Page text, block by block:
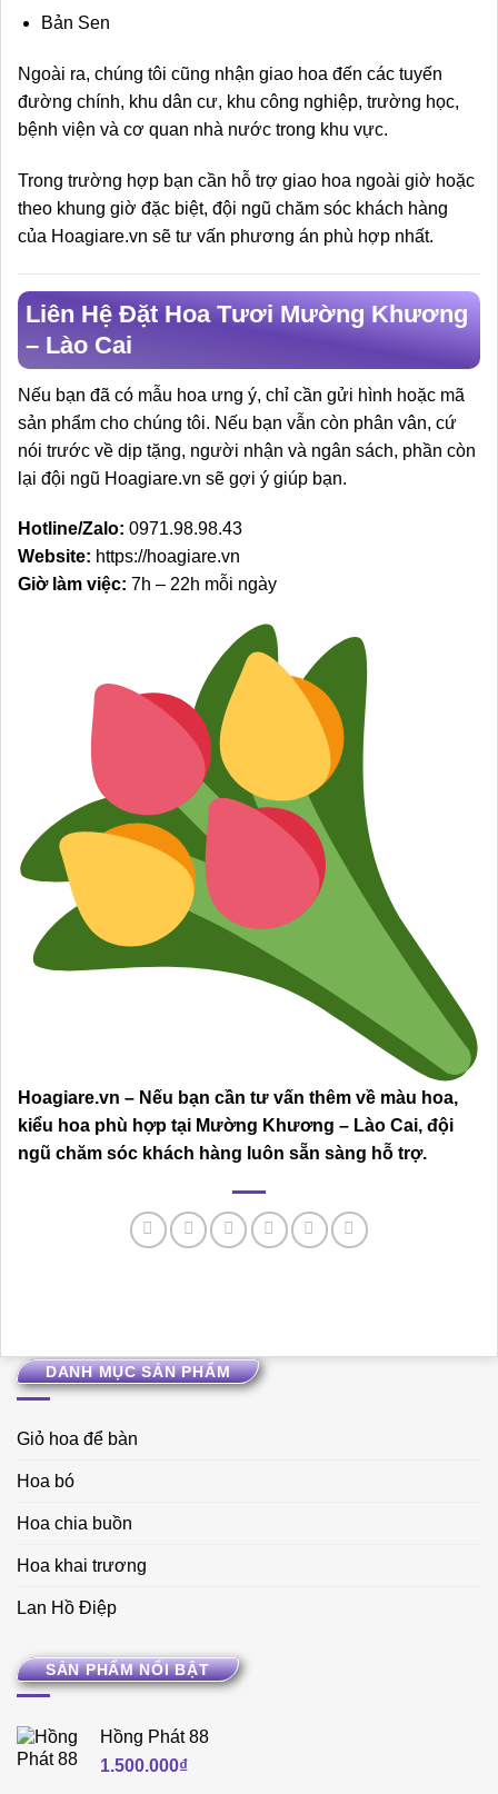
DANH MỤC SẢN PHẨM
Giỏ hoa để bàn
Hoa bó
Hoa chia buồn
Hoa khai trương
Lan Hồ Điệp
SẢN PHẨM NỔI BẬT
Hồng Phát 88
1.500.000₫
Bản Sen
Ngoài ra, chúng tôi cũng nhận giao hoa đến các tuyến
đường chính, khu dân cư, khu công nghiệp, trường học,
bệnh viện và cơ quan nhà nước trong khu vực.
Trong trường hợp bạn cần hỗ trợ giao hoa ngoài giờ hoặc
theo khung giờ đặc biệt, đội ngũ chăm sóc khách hàng
của Hoagiare.vn sẽ tư vấn phương án phù hợp nhất.
Liên Hệ Đặt Hoa Tươi Mường Khương
– Lào Cai
Nếu bạn đã có mẫu hoa ưng ý, chỉ cần gửi hình hoặc mã
sản phẩm cho chúng tôi. Nếu bạn vẫn còn phân vân, cứ
nói trước về dịp tặng, người nhận và ngân sách, phần còn
lại đội ngũ Hoagiare.vn sẽ gợi ý giúp bạn.
Hotline/Zalo: 0971.98.98.43
Website: https://hoagiare.vn
Giờ làm việc: 7h – 22h mỗi ngày
Hoagiare.vn – Nếu bạn cần tư vấn thêm về màu hoa,
kiểu hoa phù hợp tại Mường Khương – Lào Cai, đội
ngũ chăm sóc khách hàng luôn sẵn sàng hỗ trợ.